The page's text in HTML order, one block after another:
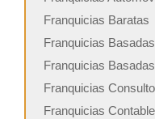
Franquicias Baratas
Franquicias
Franquicias
Franquicias
Franquicias